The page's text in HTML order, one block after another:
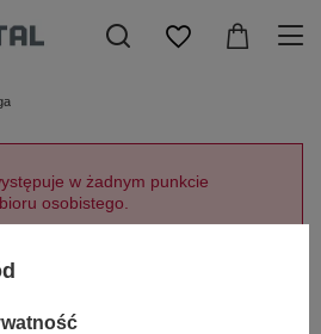
w żadnym punkcie
osobistego.